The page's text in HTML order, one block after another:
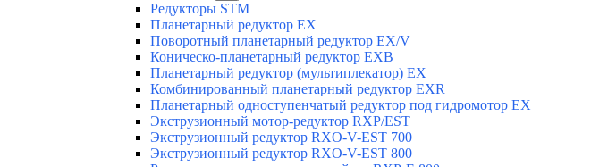
Редукторы STM
Планетарный редуктор ЕХ
Поворотный планетарный редуктор EX/V
Коническо-планетарный редуктор ЕХВ
Планетарный редуктор (мультиплекатор) ЕХ
Комбинированный планетарный редуктор ЕХR
Планетарный одноступенчатый редуктор под гидромотор ЕХ
Экструзионный мотор-редуктор RXP/EST
Экструзионный редуктор RXO-V-EST 700
Экструзионный редуктор RXO-V-EST 800